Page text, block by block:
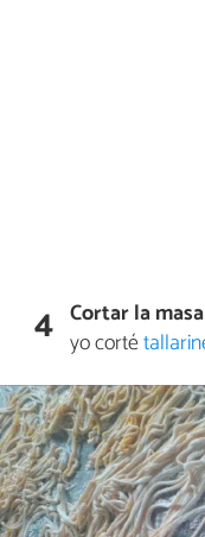
4 Cortar la masa
yo corté